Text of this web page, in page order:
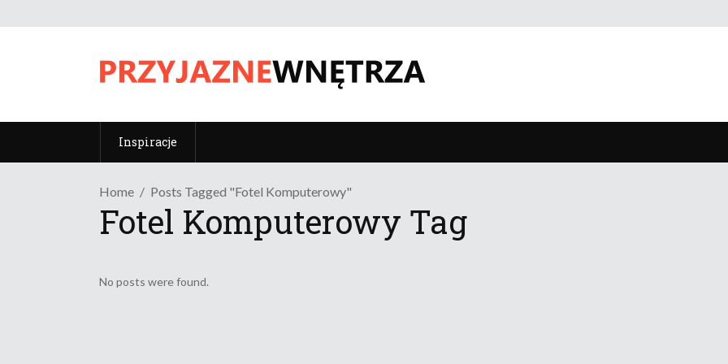
Inspiracje
Home Posts Tagged "fotel Komputerowy"
Fotel Komputerowy Tag
No posts were found.